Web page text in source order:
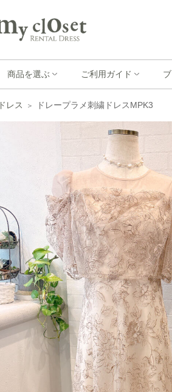
商品を選ぶ ご利用ガイド
ドレス ドレープラメ刺繍ドレスMPK3